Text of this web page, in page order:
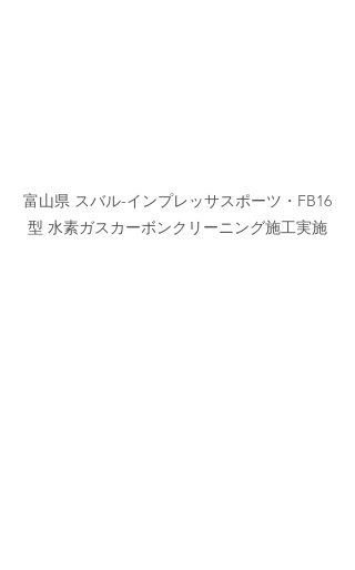
富山県 スバル-インプレッサスポーツ・FB16
型 水素ガスカーボンクリーニング施工実施